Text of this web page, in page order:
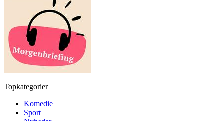
Topkategorier
Komedie
Sport